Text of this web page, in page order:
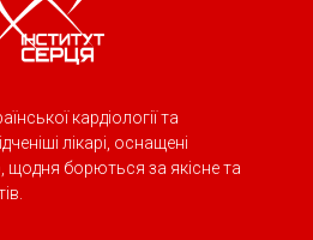
кардіології та
лікарі, оснащені
щодня борються за якісне та